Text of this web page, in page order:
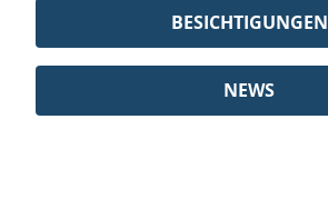
BESICHTIGUNGEN
NEWS